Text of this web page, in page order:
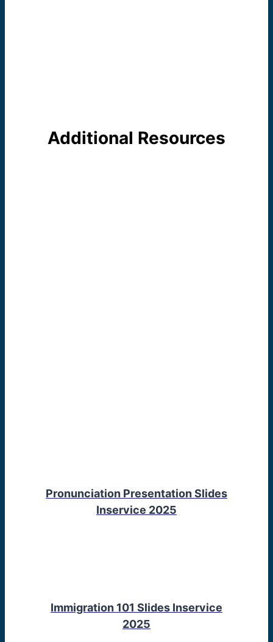
Additional Resources
Pronunciation Presentation Slides
Inservice 2025
Immigration 101 Slides Inservice
2025